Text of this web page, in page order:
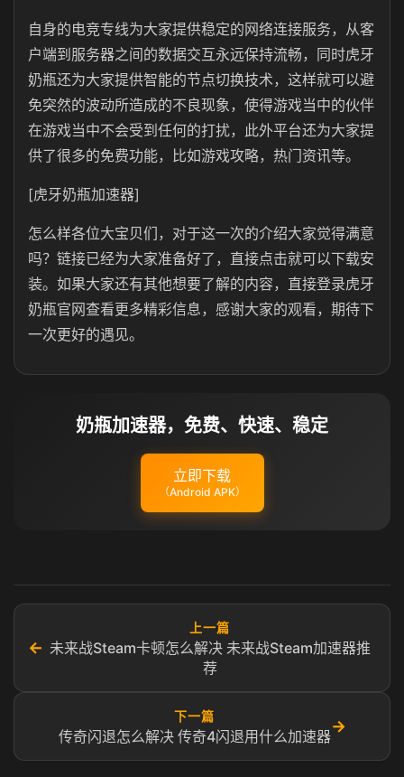
自身的电竞专线为大家提供稳定的网络连接服务，从客
户端到服务器之间的数据交互永远保持流畅，同时虎牙
奶瓶还为大家提供智能的节点切换技术，这样就可以避
免突然的波动所造成的不良现象，使得游戏当中的伙伴
在游戏当中不会受到任何的打扰，此外平台还为大家提
供了很多的免费功能，比如游戏攻略，热门资讯等。
[虎牙奶瓶加速器]
怎么样各位大宝贝们，对于这一次的介绍大家觉得满意
吗？链接已经为大家准备好了，直接点击就可以下载安
装。如果大家还有其他想要了解的内容，直接登录虎牙
奶瓶官网查看更多精彩信息，感谢大家的观看，期待下
一次更好的遇见。
奶瓶加速器，免费、快速、稳定
立即下载
（Android APK）
←
上一篇
未来战Steam卡顿怎么解决 未来战Steam加速器推
荐
下一篇
传奇闪退怎么解决 传奇4闪退用什么加速器
→